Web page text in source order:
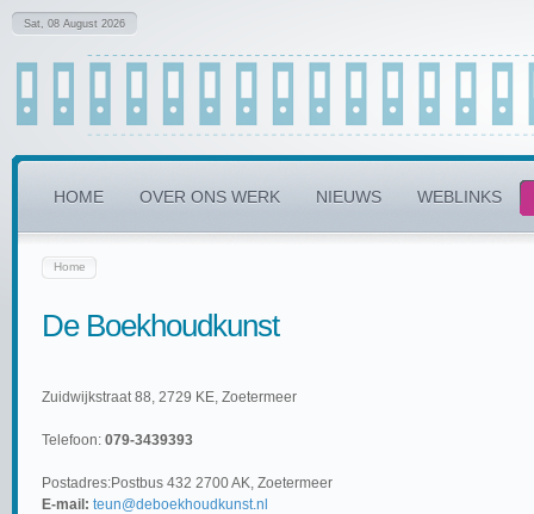
Sat, 08 August 2026
HOME OVER ONS WERK NIEUWS WEBLINKS
Home
De Boekhoudkunst
Zuidwijkstraat 88, 2729 KE, Zoetermeer
Telefoon: 079-3439393
Postadres:Postbus 432 2700 AK, Zoetermeer
E-mail: teun@deboekhoudkunst.nl